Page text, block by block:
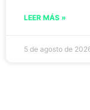
LEER MÁS »
5 de agosto de